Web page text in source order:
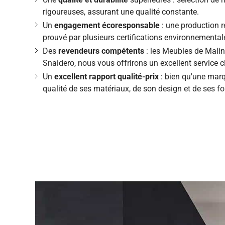
rigoureuses, assurant une qualité constante.
Un engagement écoresponsable : une production
prouvé par plusieurs certifications
Des revendeurs compétents : les Meubles de
Snaidero, nous vous offrirons un excellent service
Un excellent rapport qualité-prix : bien qu'une
qualité de ses matériaux, de son design et de ses